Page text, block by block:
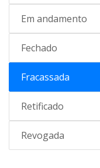
Em andamento
Fechado
Fracassada
Retificado
Revogada